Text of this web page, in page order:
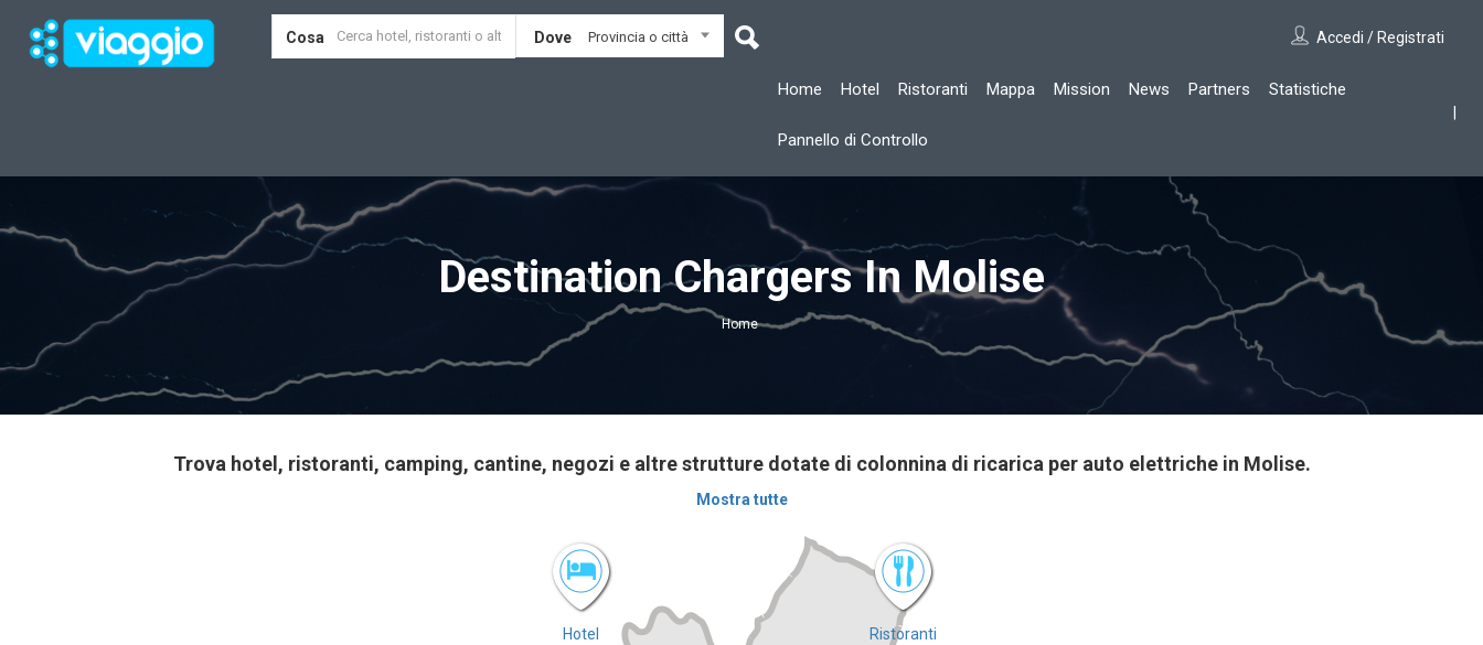
Cosa Dove Provincia o città Accedi / Registrati
Home Hotel Ristoranti Mappa Mission News Partners Statistiche
Pannello di Controllo
Destination Chargers In Molise
Home
Trova hotel, ristoranti, camping, cantine, negozi e altre strutture dotate di colonnina di ricarica per auto elettriche in Molise.
Mostra tutte
Hotel Ristoranti